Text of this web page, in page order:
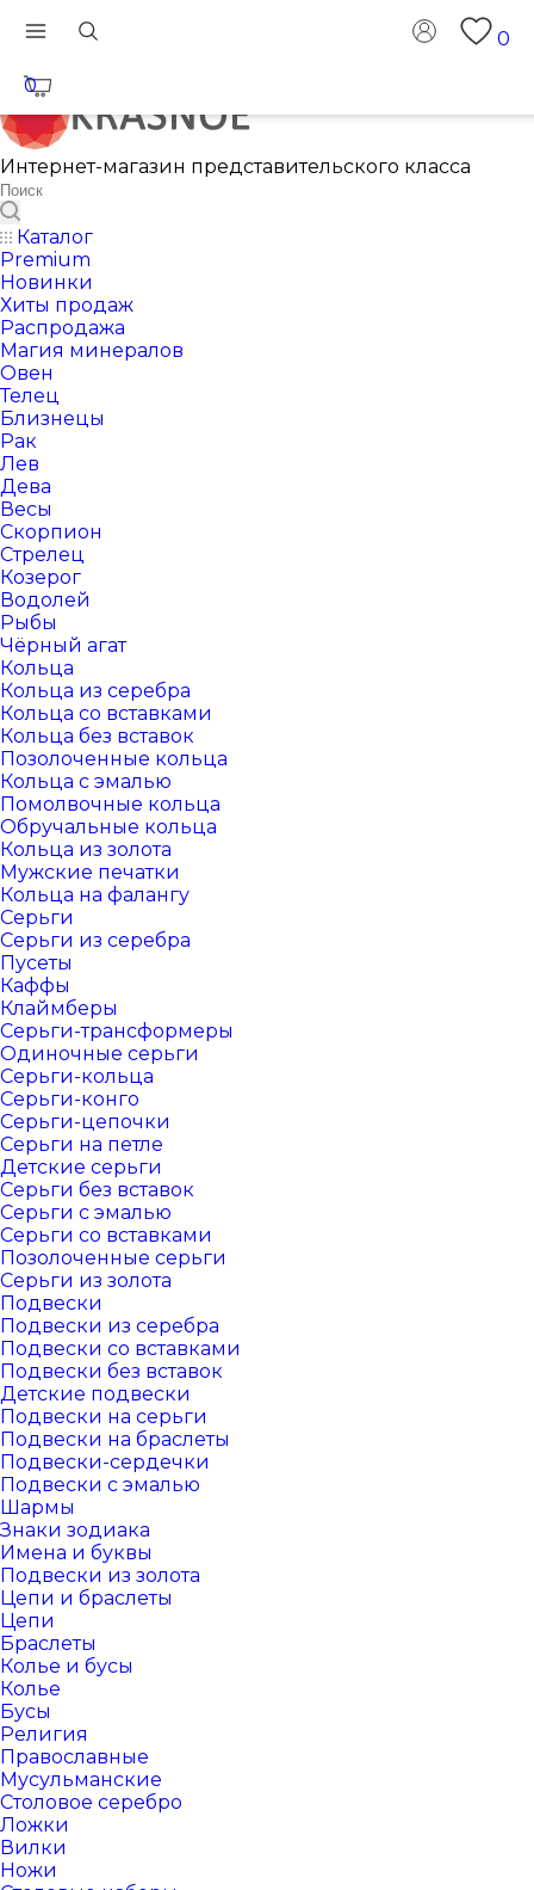
0
0
Интернет-магазин представительского класса
Каталог
Premium
Новинки
Хиты продаж
Распродажа
Магия минералов
Овен
Телец
Близнецы
Рак
Лев
Дева
Весы
Скорпион
Стрелец
Козерог
Водолей
Рыбы
Чёрный агат
Кольца
Кольца из серебра
Кольца со вставками
Кольца без вставок
Позолоченные кольца
Кольца с эмалью
Помолвочные кольца
Обручальные кольца
Кольца из золота
Мужские печатки
Кольца на фалангу
Серьги
Серьги из серебра
Пусеты
Каффы
Клаймберы
Серьги-трансформеры
Одиночные серьги
Серьги-кольца
Серьги-конго
Серьги-цепочки
Серьги на петле
Детские серьги
Серьги без вставок
Серьги с эмалью
Серьги со вставками
Позолоченные серьги
Серьги из золота
Подвески
Подвески из серебра
Подвески со вставками
Подвески без вставок
Детские подвески
Подвески на серьги
Подвески на браслеты
Подвески-сердечки
Подвески с эмалью
Шармы
Знаки зодиака
Имена и буквы
Подвески из золота
Цепи и браслеты
Цепи
Браслеты
Колье и бусы
Колье
Бусы
Религия
Православные
Мусульманские
Столовое серебро
Ложки
Вилки
Ножи